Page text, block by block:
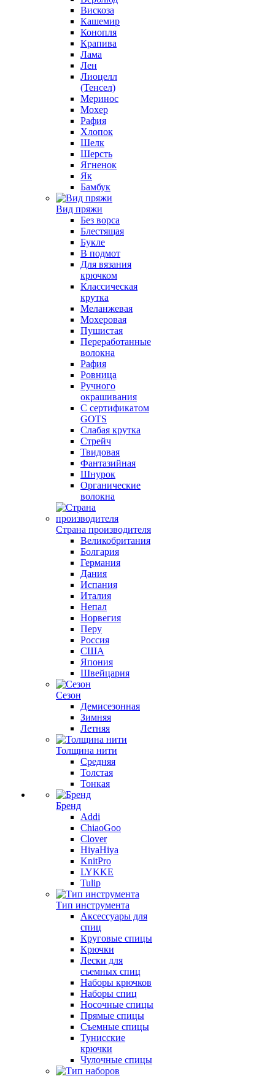
Вискоза
Кашемир
Конопля
Крапива
Лама
Лен
Лиоцелл
(Тенсел)
Меринос
Мохер
Рафия
Хлопок
Шелк
Шерсть
Ягненок
Як
Бамбук
Вид пряжи
Без ворса
Блестящая
Букле
В подмот
Для вязания
крючком
Классическая
крутка
Меланжевая
Мохеровая
Пушистая
Переработанные
волокна
Рафия
Ровница
Ручного
окрашивания
С сертификатом
GOTS
Слабая крутка
Стрейч
Твидовая
Фантазийная
Шнурок
Органические
волокна
Страна производителя
Великобритания
Болгария
Германия
Дания
Испания
Италия
Непал
Норвегия
Перу
Россия
США
Япония
Швейцария
Сезон
Демисезонная
Зимняя
Летняя
Толщина нити
Средняя
Толстая
Тонкая
Бренд
Addi
ChiaoGoo
Clover
HiyaHiya
KnitPro
LYKKE
Tulip
Тип инструмента
Аксессуары для
спиц
Круговые спицы
Крючки
Лески для
съемных спиц
Наборы крючков
Наборы спиц
Носочные спицы
Прямые спицы
Съемные спицы
Тунисские
крючки
Чулочные спицы